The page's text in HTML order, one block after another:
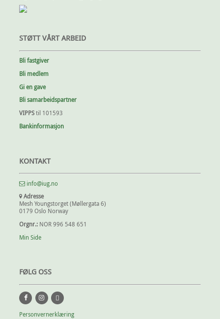
STØTT VÅRT ARBEID
Bli fastgiver
Bli medlem
Gi en gave
Bli samarbeidspartner
VIPPS til 101593
Bankinformasjon
KONTAKT
info@iug.no
Adresse
Mesh Youngstorget (Møllergata 6)
0179 Oslo Norway
Orgnr.: NOR 996 548 651
Min Side
FØLG OSS
Personvernerklæring